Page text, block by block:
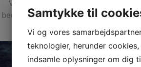
Vi håber, at du kan bruge vores
bedre og mere inspirerende
god arbejdslyst!
Samtykke til
Vi og vores
teknologier, herunder
indsamle oplysninger om dig